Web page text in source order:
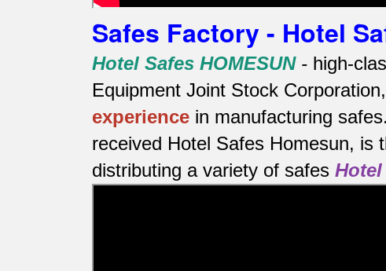
Safes Factory - Hotel
Hotel Safes HOMESUN- high-
Equipment Joint Stock
experience in manufacturing safes.
received Hotel Safes Homesun, is
distributing a variety of safes Hotel